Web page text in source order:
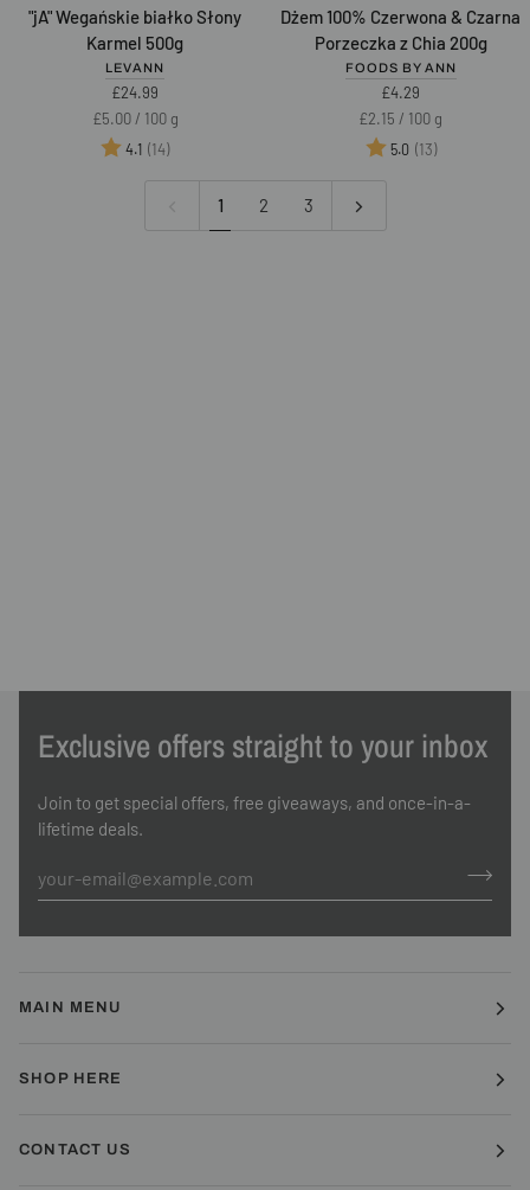
"jA"
Wegańskie
"jA" Wegańskie białko Słony
Karmel 500g
LEVANN
£24.99
Unit
price
£5.00 /per
100 g
Ocena:
4.1 (14)na 5 gwiazdek
Dżem
100%
Czerwona
200g
Dżem 100% Czerwona & Czarna
Porzeczka z Chia 200g
FOODS BY ANN
£4.29
Unit
price
£2.15 / per
100 g
Ocena:
5.0 (13)na 5
1 2 3
Exclusive offers straight to your inbox
Join to get special offers, free giveaways, and once-in-a-
lifetime deals.
MAIN MENU
SHOP HERE
CONTACT US